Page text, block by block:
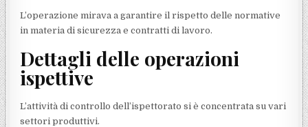
L’operazione mirava a garantire il rispetto delle normative
in materia di sicurezza e contratti di lavoro.
Dettagli delle operazioni
ispettive
L’attività di controllo dell’ispettorato si è concentrata su vari
settori produttivi.